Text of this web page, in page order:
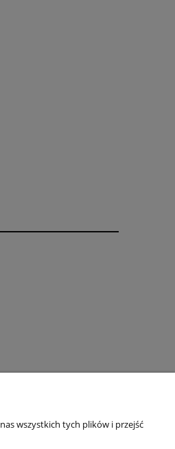
wszystkich tych plików i przejść